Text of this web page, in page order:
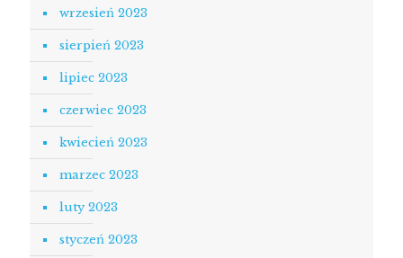
wrzesień 2023
sierpień 2023
lipiec 2023
czerwiec 2023
kwiecień 2023
marzec 2023
luty 2023
styczeń 2023